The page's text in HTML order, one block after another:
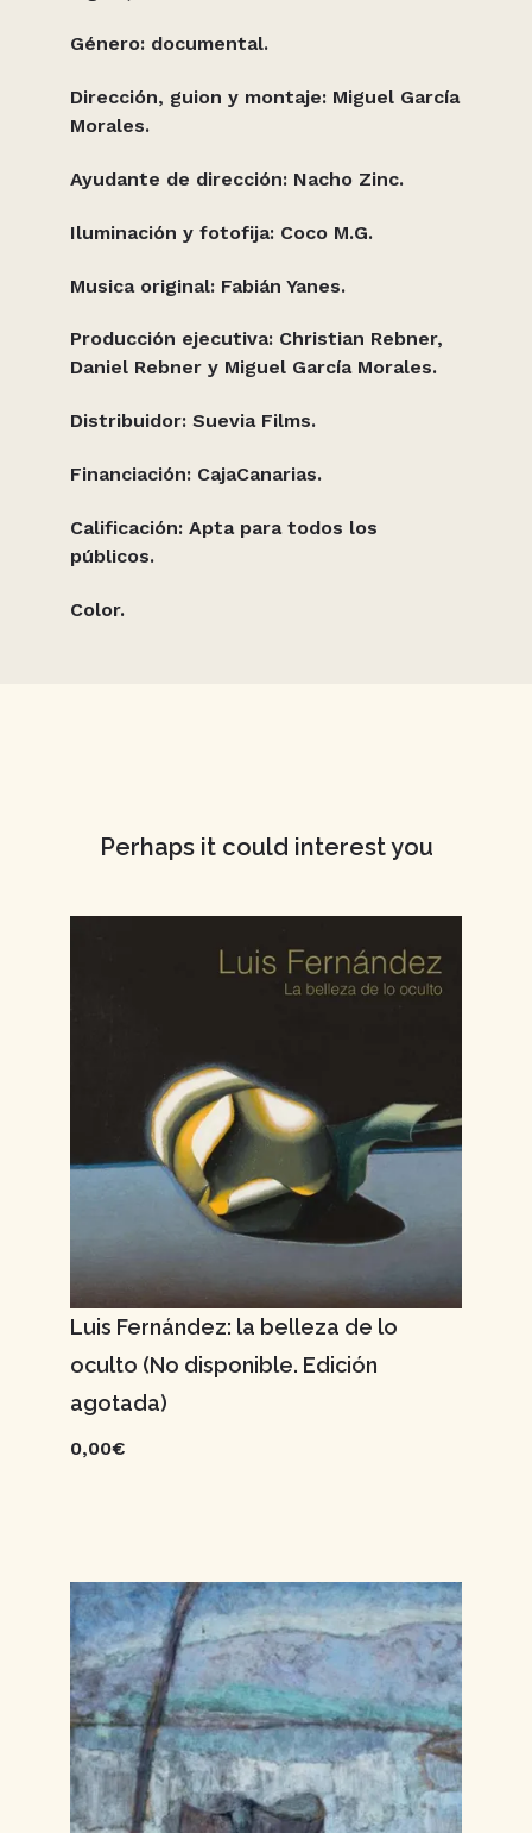
Género: documental.
Dirección, guion y montaje: Miguel García
Morales.
Ayudante de dirección: Nacho Zinc.
Iluminación y fotofija: Coco M.G.
Musica original: Fabián Yanes.
Producción ejecutiva: Christian Rebner,
Daniel Rebner y Miguel García Morales.
Distribuidor: Suevia Films.
Financiación: CajaCanarias.
Calificación: Apta para todos los
públicos.
Color.
Perhaps it could interest you
Luis Fernández: la belleza de lo
oculto (No disponible. Edición
agotada)
0,00€